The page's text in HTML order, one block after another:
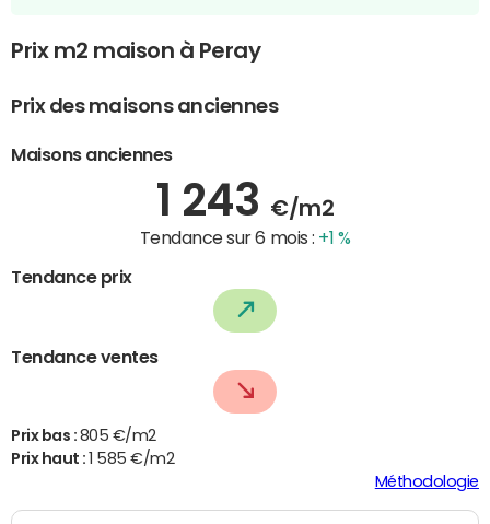
Prix m2 maison à Peray
Prix des maisons anciennes
Maisons anciennes
1 243 €/m2
Tendance sur 6 mois : +1 %
Tendance prix
Tendance ventes
Prix bas : 805 €/m2
Prix haut :
1 585 €/m2
Méthodologie